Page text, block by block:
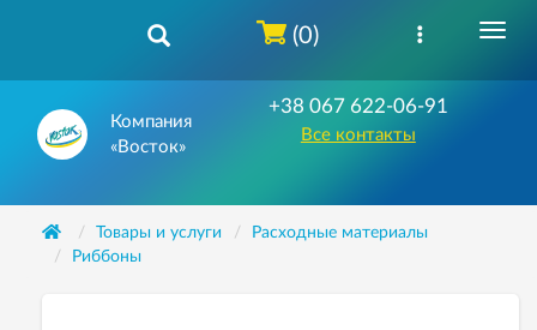
Компания
«Восток»
+38 067 622-06-91
Все контакты
(0)
Товары и услуги
Расходные материалы
Риббоны